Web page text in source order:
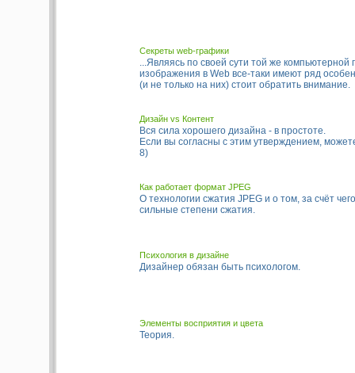
Секреты web-графики
...Являясь по своей сути той же компьютерной
изображения в Web все-таки имеют ряд
(и не только на них) стоит обратить внимание.
Дизайн vs Контент
Вся сила хорошего дизайна - в простоте.
Если вы согласны с этим утверждением,
8)
Как работает формат JPEG
О технологии сжатия JPEG и о том, за счёт
сильные степени сжатия.
Психология в дизайне
Дизайнер обязан быть психологом.
Элементы восприятия и цвета
Теория.